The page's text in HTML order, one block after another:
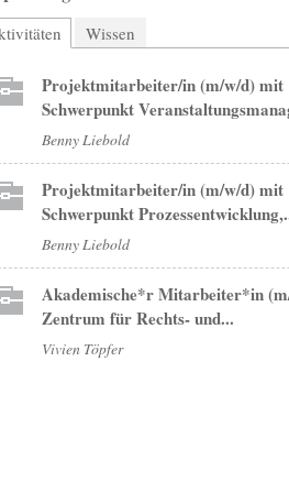
(aktiver Reiter)
Wissen
Projektmitarbeiter/in (m/w/d) mit
Schwerpunkt
Benny Liebold
Projektmitarbeiter/in (m/w/d) mit
Schwerpunkt
Benny Liebold
Akademische*r Mitarbeiter*in
Zentrum für Rechts- und...
Vivien Töpfer